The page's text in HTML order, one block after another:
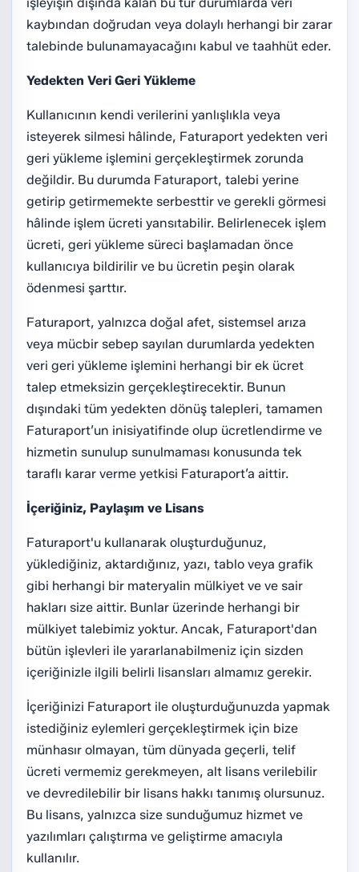
kaybından doğrudan veya dolaylı herhangi bir zarar
talebinde bulunamayacağını kabul ve taahhüt eder.
Yedekten Veri Geri Yükleme
Kullanıcının kendi verilerini yanlışlıkla veya
isteyerek silmesi hâlinde, Faturaport yedekten veri
geri yükleme işlemini gerçekleştirmek zorunda
değildir. Bu durumda Faturaport, talebi yerine
getirip getirmemekte serbesttir ve gerekli görmesi
hâlinde işlem ücreti yansıtabilir. Belirlenecek işlem
ücreti, geri yükleme süreci başlamadan önce
kullanıcıya bildirilir ve bu ücretin peşin olarak
ödenmesi şarttır.
Faturaport, yalnızca doğal afet, sistemsel arıza
veya mücbir sebep sayılan durumlarda yedekten
veri geri yükleme işlemini herhangi bir ek ücret
talep etmeksizin gerçekleştirecektir. Bunun
dışındaki tüm yedekten dönüş talepleri, tamamen
Faturaport’un inisiyatifinde olup ücretlendirme ve
hizmetin sunulup sunulmaması konusunda tek
taraflı karar verme yetkisi Faturaport’a aittir.
İçeriğiniz, Paylaşım ve Lisans
Faturaport'u kullanarak oluşturduğunuz,
yüklediğiniz, aktardığınız, yazı, tablo veya grafik
gibi herhangi bir materyalin mülkiyet ve ve sair
hakları size aittir. Bunlar üzerinde herhangi bir
mülkiyet talebimiz yoktur. Ancak, Faturaport'dan
bütün işlevleri ile yararlanabilmeniz için sizden
içeriğinizle ilgili belirli lisansları almamız gerekir.
İçeriğinizi Faturaport ile oluşturduğunuzda yapmak
istediğiniz eylemleri gerçekleştirmek için bize
münhasır olmayan, tüm dünyada geçerli, telif
ücreti vermemiz gerekmeyen, alt lisans verilebilir
ve devredilebilir bir lisans hakkı tanımış olursunuz.
Bu lisans, yalnızca size sunduğumuz hizmet ve
yazılımları çalıştırma ve geliştirme amacıyla
kullanılır.